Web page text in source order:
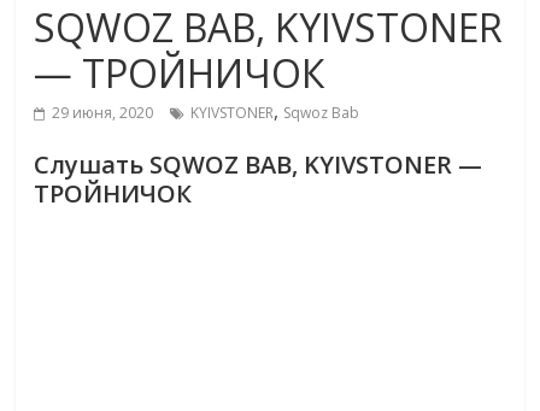
SQWOZ BAB, KYIVSTONER
— ТРОЙНИЧОК
29 июня, 2020 KYIVSTONER, Sqwoz Bab
Слушать SQWOZ BAB, KYIVSTONER —
ТРОЙНИЧОК